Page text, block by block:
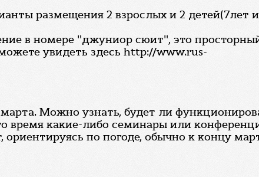
размещения 2 взрослых и 2 детей(7лет
в номере "джуниор сюит", это
увидеть здесь http://www.rus-
Можно узнать, будет ли
время какие-либо семинары или
по погоде, обычно к концу